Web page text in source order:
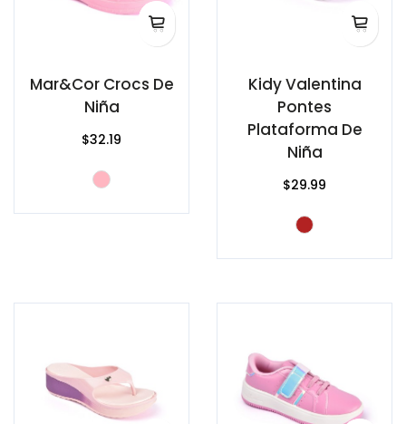
Mar&Cor Crocs De
Niña
$32.19
Kidy Valentina
Pontes
Plataforma De
Niña
$29.99